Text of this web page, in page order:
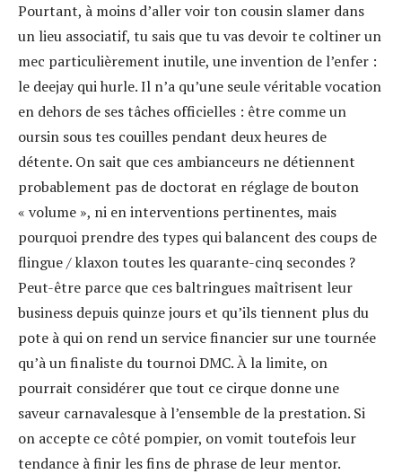
Pourtant, à moins d’aller voir ton cousin slamer dans
un lieu associatif, tu sais que tu vas devoir te coltiner un
mec particulièrement inutile, une invention de l’enfer :
le deejay qui hurle. Il n’a qu’une seule véritable vocation
en dehors de ses tâches officielles : être comme un
oursin sous tes couilles pendant deux heures de
détente. On sait que ces ambianceurs ne détiennent
probablement pas de doctorat en réglage de bouton
« volume », ni en interventions pertinentes, mais
pourquoi prendre des types qui balancent des coups de
flingue / klaxon toutes les quarante-cinq secondes ?
Peut-être parce que ces baltringues maîtrisent leur
business depuis quinze jours et qu’ils tiennent plus du
pote à qui on rend un service financier sur une tournée
qu’à un finaliste du tournoi DMC. À la limite, on
pourrait considérer que tout ce cirque donne une
saveur carnavalesque à l’ensemble de la prestation. Si
on accepte ce côté pompier, on vomit toutefois leur
tendance à finir les fins de phrase de leur mentor.